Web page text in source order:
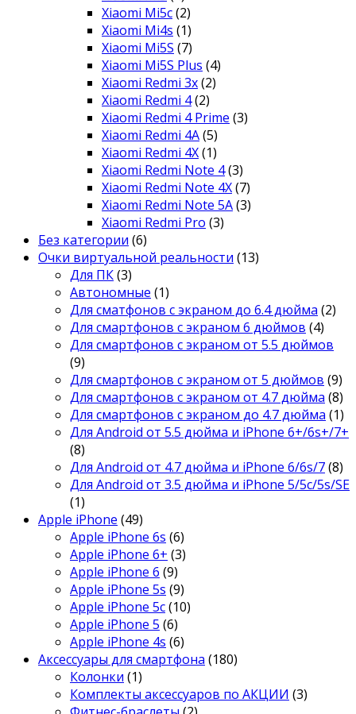
Xiaomi Mi5c(2)
Xiaomi Mi4s (1)
Xiaomi Mi5S (7)
Xiaomi Mi5S Plus (4)
Xiaomi Redmi 3x(2)
Xiaomi Redmi 4(2)
Xiaomi Redmi 4 Prime (3)
Xiaomi Redmi 4A(5)
Xiaomi Redmi 4X(1)
Xiaomi Redmi Note 4(3)
Xiaomi Redmi Note 4X(7)
Xiaomi Redmi Note 5A(3)
Xiaomi Redmi Pro (3)
Без категории (6)
Очки виртуальной реальности (13)
Для ПК(3)
Автономные (1)
Для сматфонов с экраном до 6.4 дюйма (2)
Для смартфонов с экраном 6 дюймов (4)
Для смартфонов с экраном от 5.5 дюймов
(9)
Для смартфонов с экраном от 5 дюймов (9)
Для смартфонов с экраном от 4.7 дюйма (8)
Для смартфонов с экраном до 4.7 дюйма (1)
Для Android от 5.5 дюйма и iPhone 6+/6s+/7+
(8)
Для Android от 4.7 дюйма и iPhone 6/6s/7(8)
Для Android от 3.5 дюйма и iPhone 5/5c/5s/SE
(1)
Apple iPhone (49)
Apple iPhone 6s (6)
Apple iPhone 6+ (3)
Apple iPhone 6 (9)
Apple iPhone 5s (9)
Apple iPhone 5c(10)
Apple iPhone 5 (6)
Apple iPhone 4s (6)
Аксессуары для смартфона (180)
Колонки (1)
Комплекты аксессуаров по АКЦИИ (3)